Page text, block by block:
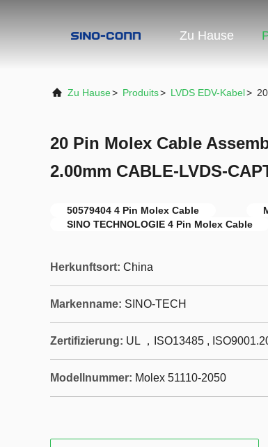
Zu Hause
Zu Hause> Produits> LVDS EDV-Kabel>
20 Pin Molex Cable
2.00mm CABLE-LVDS-
50579404 4 Pin Molex Cable
SINO TECHNOLOGIE 4 Pin Molex Cable
Herkunftsort: China
Markenname: SINO-TECH
Zertifizierung: UL ，ISO13485 ,
Modellnummer: Molex 51110-2050